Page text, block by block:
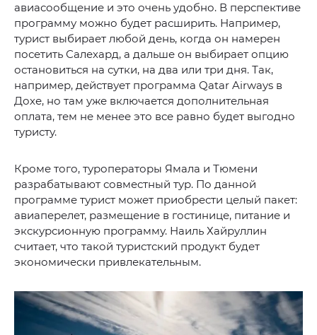
авиасообщение и это очень удобно. В перспективе
программу можно будет расширить. Например,
турист выбирает любой день, когда он намерен
посетить Салехард, а дальше он выбирает опцию
остановиться на сутки, на два или три дня. Так,
например, действует программа Qatar Airways в
Дохе, но там уже включается дополнительная
оплата, тем не менее это все равно будет выгодно
туристу.
Кроме того, туроператоры Ямала и Тюмени
разрабатывают совместный тур. По данной
программе турист может приобрести целый пакет:
авиаперелет, размещение в гостинице, питание и
экскурсионную программу. Наиль Хайруллин
считает, что такой туристский продукт будет
экономически привлекательным.